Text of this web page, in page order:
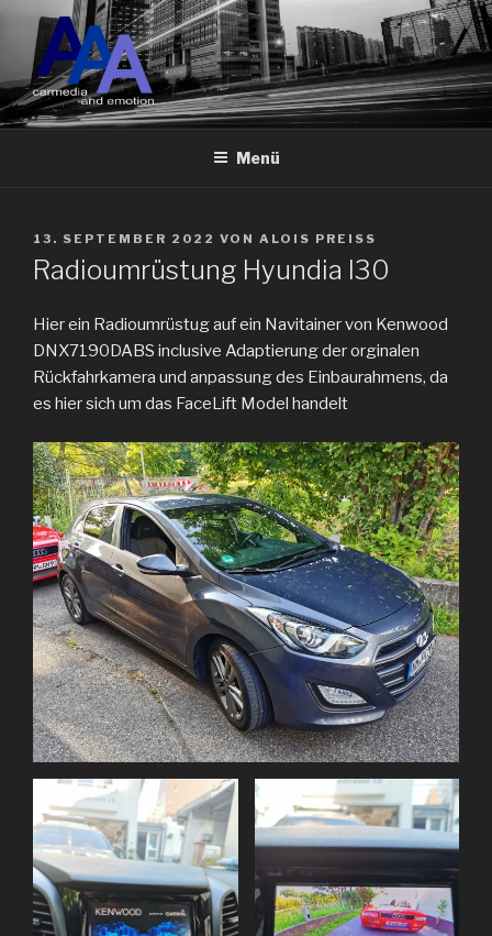
Zum
Inhalt
springen
ALOIS ALLES AUDIO
Car Media and Emotion
Menü
VERÖFFENTLICHT
AM
13. SEPTEMBER 2022 VON ALOIS PREISS
Radioumrüstung Hyundia I30
Hier ein Radioumrüstug auf ein Navitainer von Kenwood
DNX7190DABS inclusive Adaptierung der orginalen
Rückfahrkamera und anpassung des Einbaurahmens, da
es hier sich um das FaceLift Model handelt